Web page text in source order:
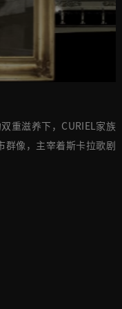
重滋养下，CURIEL家族
群像，主宰着斯卡拉歌剧